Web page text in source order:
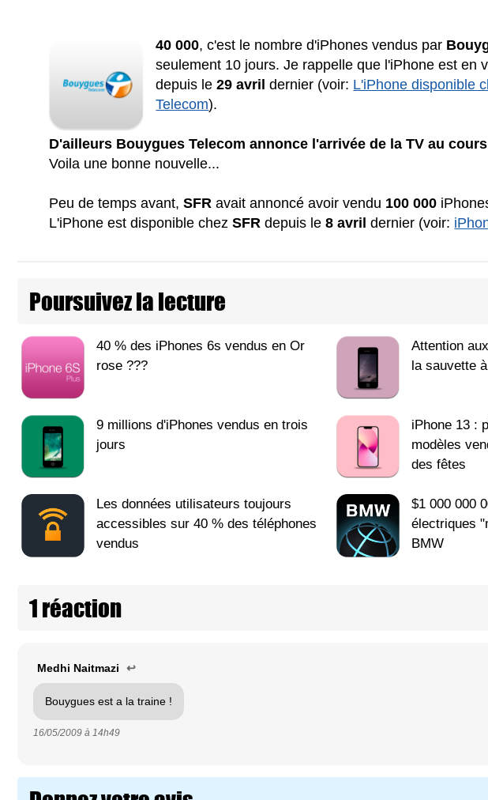
40 000, c'est le nombre d'iPhones vendus par
seulement 10 jours. Je rappelle que l'iPhone est en
depuis le29 avril dernier (voir: L'iPhone disponible
Telecom).
D'ailleurs Bouygues Telecom annonce l'arrivée de la TV au
Voila une bonne nouvelle...
Peu de temps avant,SFR avait annoncé avoir vendu 100 000
L'iPhone est disponible chezSFR depuis le8 avril dernier (voir:
Poursuivez la lecture
40 % des iPhones 6s vendus en Or
rose ???
Attention
la sauvette
9 millions d'iPhones vendus en trois
jours
iPhone 13 :
modèles
des fêtes
Les données utilisateurs toujours
accessibles sur 40 % des téléphones
vendus
$1 000 000
électriques
BMW
1 réaction
Medhi Naitmazi ↩
Bouygues est a la traine !
16/05/2009 à 14h49